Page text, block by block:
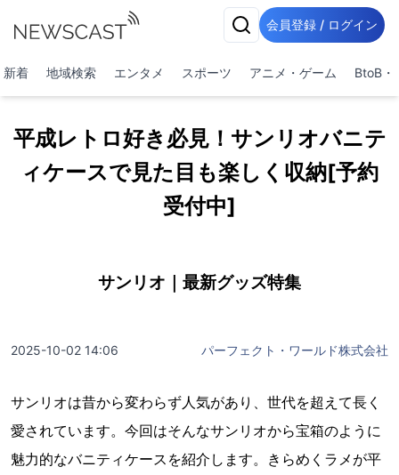
会員登録 / ログイン
新着 地域検索 エンタメ スポーツ アニメ・ゲーム BtoB・
平成レトロ好き必見！サンリオバニテ
ィケースで見た目も楽しく収納[予約
受付中]
サンリオ｜最新グッズ特集
2025-10-02 14:06 パーフェクト・ワールド株式会社
サンリオは昔から変わらず人気があり、世代を超えて長く
愛されています。今回はそんなサンリオから宝箱のように
魅力的なバニティケースを紹介します。きらめくラメが平